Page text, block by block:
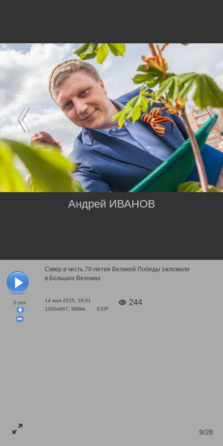
2 сек.
Сквер в честь 70-летия Великой Победы заложили
в Больших Вяземах
14 мая 2015, 18:01
1000x667, 589kb
EXIF
244
9/28
Андрей ИВАНОВ